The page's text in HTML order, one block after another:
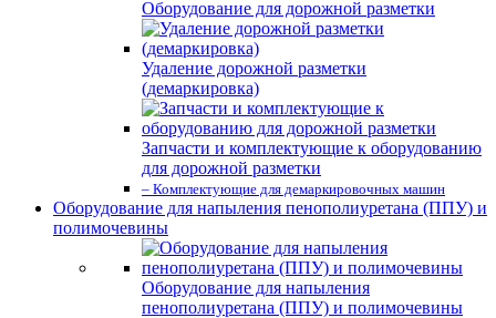
Оборудование для дорожной разметки
Удаление дорожной разметки
(демаркировка)
Запчасти и комплектующие к оборудованию
для дорожной разметки
– Комплектующие для демаркировочных машин
Оборудование для напыления пенополиуретана (ППУ) и
полимочевины
Оборудование для напыления
пенополиуретана (ППУ) и полимочевины